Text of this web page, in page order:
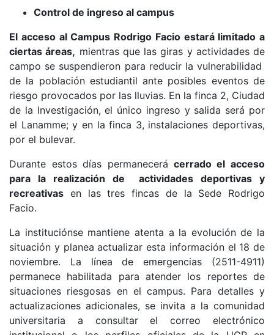
Control de ingreso al campus
El acceso al Campus Rodrigo Facio estará limitado a
ciertas áreas, mientras que las giras y actividades de
campo se suspendieron para reducir la vulnerabilidad
de la población estudiantil ante posibles eventos de
riesgo provocados por las lluvias. En la finca 2, Ciudad
de la Investigación, el único ingreso y salida será por
el Lanamme; y en la finca 3, instalaciones deportivas,
por el bulevar.
Durante estos días permanecerá cerrado el acceso
para la realización de actividades deportivas y
recreativas en las tres fincas de la Sede Rodrigo
Facio.
La instituciónse mantiene atenta a la evolución de la
situación y planea actualizar esta información el 18 de
noviembre. La línea de emergencias (2511-4911)
permanece habilitada para atender los reportes de
situaciones riesgosas en el campus. Para detalles y
actualizaciones adicionales, se invita a la comunidad
universitaria a consultar el correo electrónico